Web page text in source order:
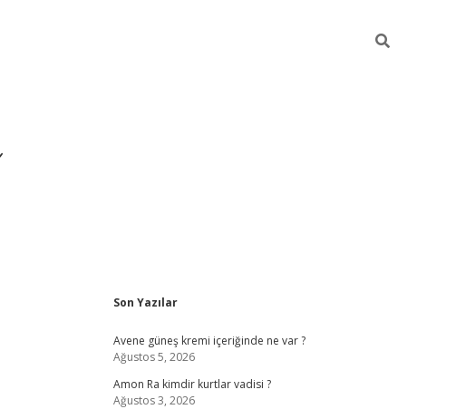
Sidebar
Son Yazılar
Avene güneş kremi içeriğinde ne var ?
Ağustos 5, 2026
Amon Ra kimdir kurtlar vadisi ?
Ağustos 3, 2026